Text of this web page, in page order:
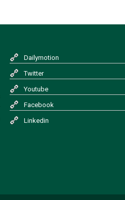
Dailymotion
Twitter
Youtube
Facebook
Linkedin